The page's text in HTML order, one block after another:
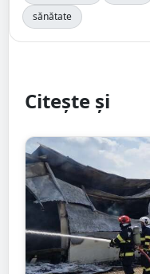
sănătate
Citește și